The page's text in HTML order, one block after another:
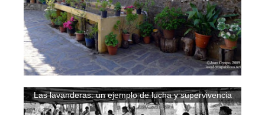
Las lavanderas: un ejemplo de lucha y supervivencia